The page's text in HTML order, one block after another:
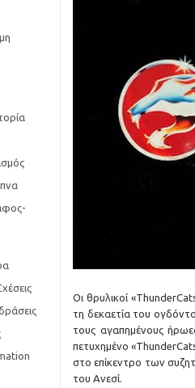
Οι θρυλικοί
τη δεκαετία του
τους αγαπημένους
πετυχημένο
στο επίκεντρο των
του Ανεσί.